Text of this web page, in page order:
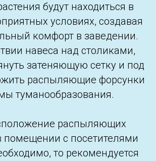
будут находиться в
условиях, создавая
комфорт в заведении.
навеса над столиками,
затеняющую сетку и под
распыляющие форсунки
туманообразования.
распыляющих
помещении с посетителями
то рекомендуется